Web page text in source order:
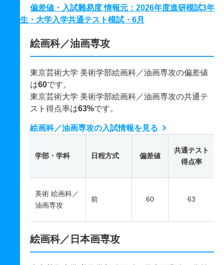
偏差値・入試難易度 情報元：2026年度進研模試3年
生・大学入学共通テスト模試・6月
絵画科／油画専攻
東京芸術大学 美術学部絵画科／油画専攻の偏差値
は60です。
東京芸術大学 美術学部絵画科／油画専攻の共通テ
スト得点率は63%です。
絵画科／油画専攻の入試情報を見る
学部・学科 日程方式 偏差値
共通テスト
得点率
美術 絵画科／
油画専攻
前 60 63
絵画科／日本画専攻